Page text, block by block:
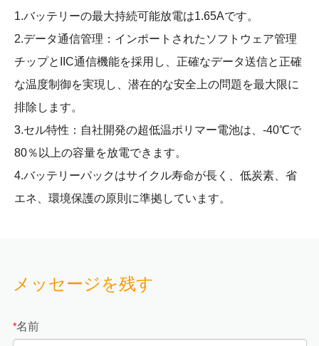
1.バッテリーの最大持続可能放電は1.65Aです。
2.データ通信管理：インポートされたソフトウェア管理
チップとIIC通信機能を採用し、正確なデータ送信と正確
な温度制御を実現し、潜在的な安全上の問題を最大限に
排除します。
3.セル特性：自社開発の超低温ポリマー電池は、-40℃で
80％以上の容量を放電できます。
4.バッテリーパックはサイクル寿命が長く、低炭素、省
エネ、環境保護の原則に準拠しています。
メッセージを残す
*名前